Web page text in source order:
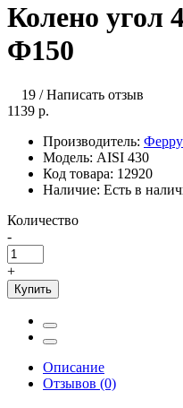
Колено угол
Ф150
19 /Написать отзыв
1139 р.
Производитель:
Модель: AISI 430
Код товара: 12920
Наличие: Есть в
Количество
-
+
Купить
Описание
Отзывов (0)